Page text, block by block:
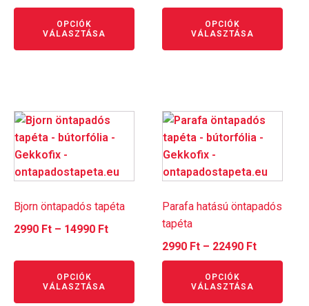
/ 5
2990 Ft
OPCIÓK
VÁLASZTÁSA
OPCIÓK
VÁLASZTÁSA
Bjorn öntapadós tapéta
2990 Ft – 14990 FtÁrtartomány:
-
OPCIÓK
VÁLASZTÁSA
Ennek
a
terméknek
több
van.
A
termékoldalon
választhatók
Parafa hatású öntapadós
tapéta
2990 Ft – 22490 Ft
2990 Ft
OPCIÓK
VÁLASZTÁSA
Ennek
a
terméknek
több
van.
A
változatok
termékoldalon
választhatók